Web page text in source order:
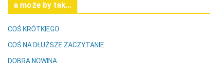
a może by tak…
COŚ KRÓTKIEGO
COŚ NA DŁUŻSZE ZACZYTANIE
DOBRA NOWINA